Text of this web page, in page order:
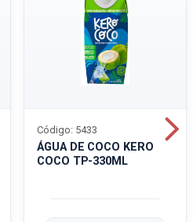
ÁGUA DE COCO KERO
COCO TP-330ML
Código: 5433